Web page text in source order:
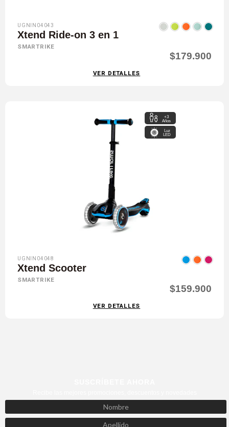
UGNIN04043
Xtend Ride-on 3 en 1
SMARTRIKE
$179.900
VER DETALLES
+3
Años
Luz
LED
UGNIN04048
Xtend Scooter
SMARTRIKE
$159.900
VER DETALLES